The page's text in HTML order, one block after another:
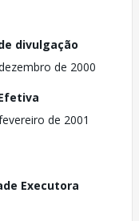
divulgação
de 2000
de 2001
Executora